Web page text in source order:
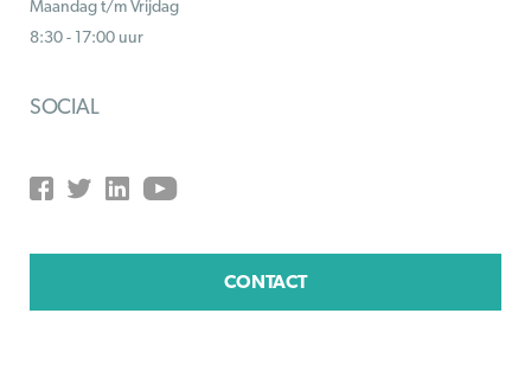
Maandag t/m Vrijdag
8:30 - 17:00 uur
SOCIAL
CONTACT